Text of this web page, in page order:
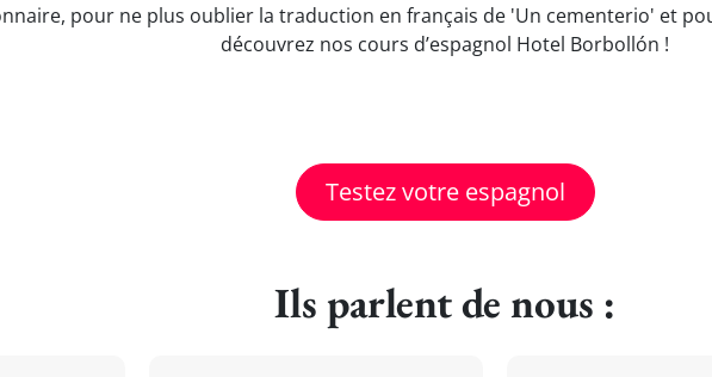
pour ne plus oublier la traduction en français de 'Un cementerio' et
découvrez nos cours d’espagnol Hotel Borbollón !
Testez votre espagnol
Ils parlent de nous :